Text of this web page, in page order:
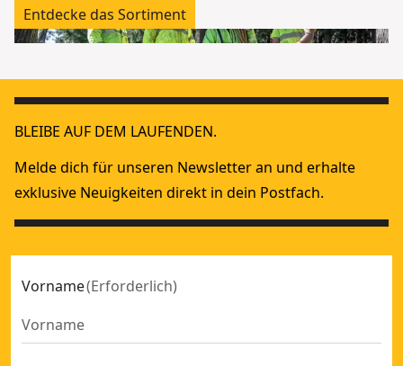
Entdecke das Sortiment
BLEIBE AUF DEM LAUFENDEN.
Melde dich für unseren Newsletter an und erhalte
exklusive Neuigkeiten direkt in dein Postfach.
Vorname(Erforderlich)